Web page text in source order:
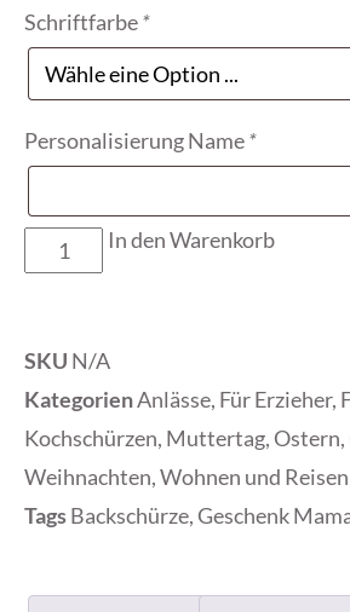
Schriftfarbe*
Personalisierung Name*
In den Warenkorb
SKU N/A
KategorienAnlässe, Für Erzieher,
Kochschürzen, Muttertag, Ostern,
Weihnachten,Wohnen und Reisen
TagsBackschürze,Geschenk